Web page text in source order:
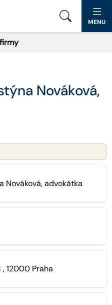
MENU
Nováková,
Nováková, advokátka
, 12000 Praha